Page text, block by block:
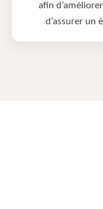
afin
d’assurer un